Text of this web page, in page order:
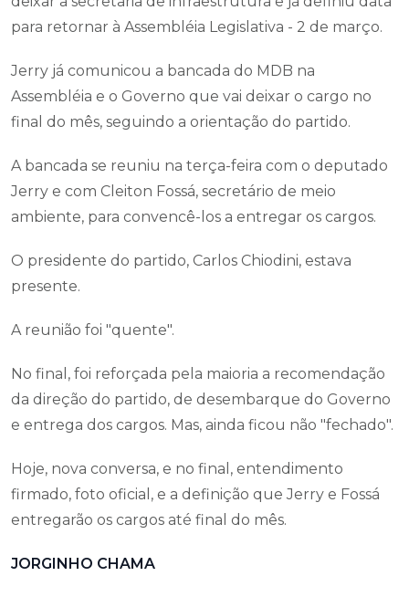
para retornar à Assembléia Legislativa - 2 de março.
Jerry já comunicou a bancada do MDB na
Assembléia e o Governo que vai deixar o cargo no
final do mês, seguindo a orientação do partido.
A bancada se reuniu na terça-feira com o deputado
Jerry e com Cleiton Fossá, secretário de meio
ambiente, para convencê-los a entregar os cargos.
O presidente do partido, Carlos Chiodini, estava
presente.
A reunião foi "quente".
No final, foi reforçada pela maioria a recomendação
da direção do partido, de desembarque do Governo
e entrega dos cargos. Mas, ainda ficou não "fechado".
Hoje, nova conversa, e no final, entendimento
firmado, foto oficial, e a definição que Jerry e Fossá
entregarão os cargos até final do mês.
JORGINHO CHAMA